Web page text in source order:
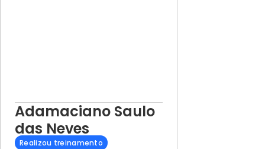
Adamaciano Saulo
das Neves
Realizou treinamento